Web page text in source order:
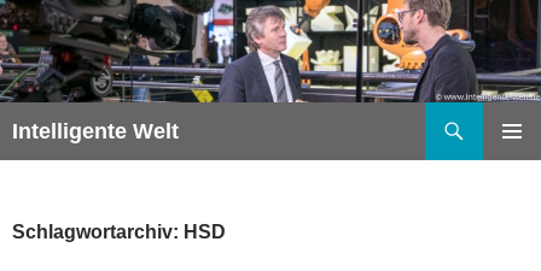
Zum
Inhalt
springen
Intelligente Welt
Schlagwortarchiv: HSD